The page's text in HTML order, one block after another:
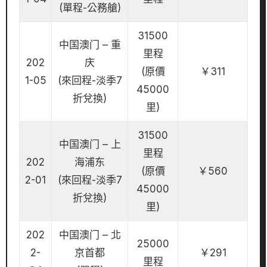
(單程-公務艙)
202
1-05
中国澳门 – 重
庆
(來回程-淡季7
折兌換)
31500
里程
(原價
45000
里)
￥311
202
2-01
中国澳门 – 上
海浦东
(來回程-淡季7
折兌換)
31500
里程
(原價
45000
里)
￥560
202
2-
中国澳门 – 北
京首都
25000
里程
￥291